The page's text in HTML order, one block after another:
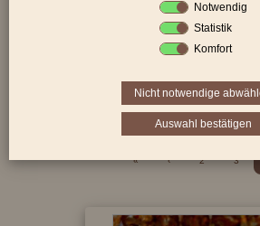
Sie befinden sich in folgender
transparent |8 mm
« ‹ 2 3
Notwendig
Statistik
Komfort
Nicht notwendige
Auswahl bestätigen